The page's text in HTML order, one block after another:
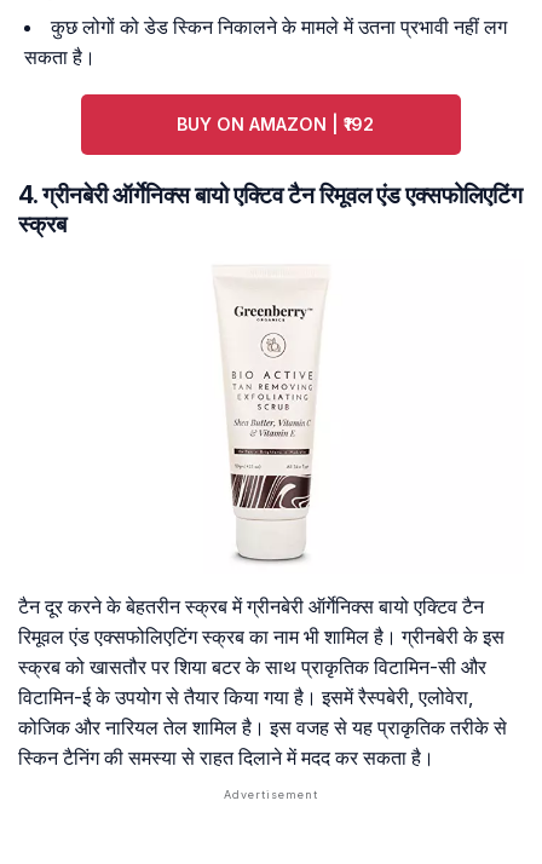
कुछ लोगों को डेड स्किन निकालने के मामले में उतना प्रभावी नहीं लग
सकता है।
BUY ON AMAZON | ₹192
4. ग्रीनबेरी ऑर्गेनिक्स बायो एक्टिव टैन रिमूवल एंड एक्सफोलिएटिंग
स्क्रब
टैन दूर करने के बेहतरीन स्क्रब में ग्रीनबेरी ऑर्गेनिक्स बायो एक्टिव टैन
रिमूवल एंड एक्सफोलिएटिंग स्क्रब का नाम भी शामिल है। ग्रीनबेरी के इस
स्क्रब को खासतौर पर शिया बटर के साथ प्राकृतिक विटामिन-सी और
विटामिन-ई के उपयोग से तैयार किया गया है। इसमें रैस्पबेरी, एलोवेरा,
कोजिक और नारियल तेल शामिल है। इस वजह से यह प्राकृतिक तरीके से
स्किन टैनिंग की समस्या से राहत दिलाने में मदद कर सकता है।